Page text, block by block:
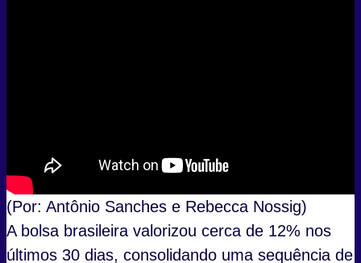
(Por: Antônio Sanches e Rebecca Nossig)
A bolsa brasileira valorizou cerca de 12% nos
últimos 30 dias, consolidando uma sequência de